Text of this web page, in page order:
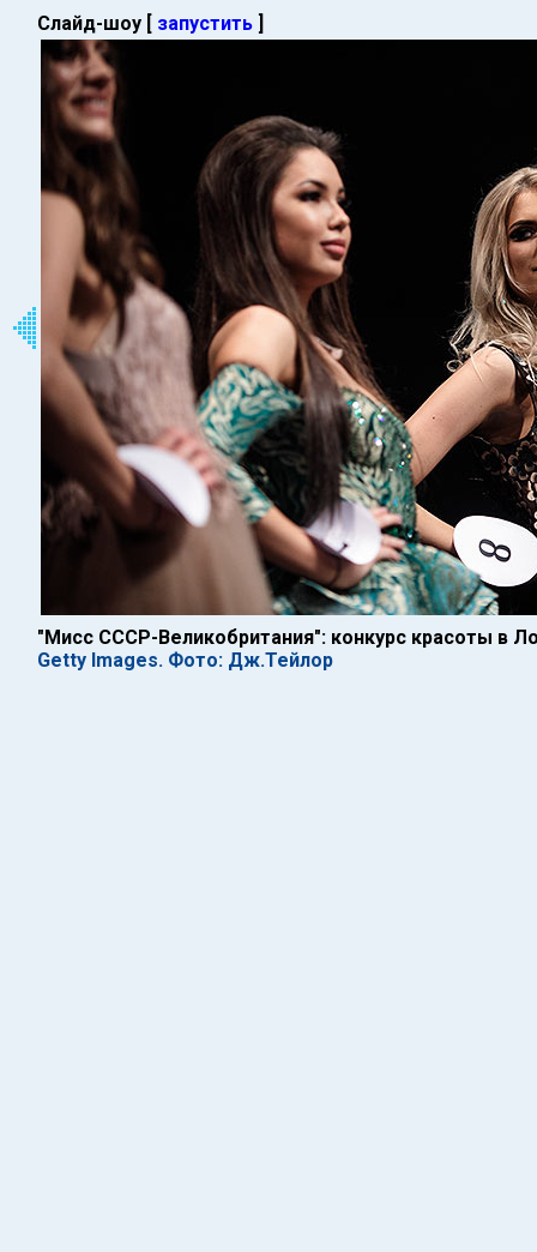
Слайд-шоу [ запустить ]
"Мисс СССР-Великобритания": конкурс красоты в
Getty Images. Фото: Дж.Тейлор